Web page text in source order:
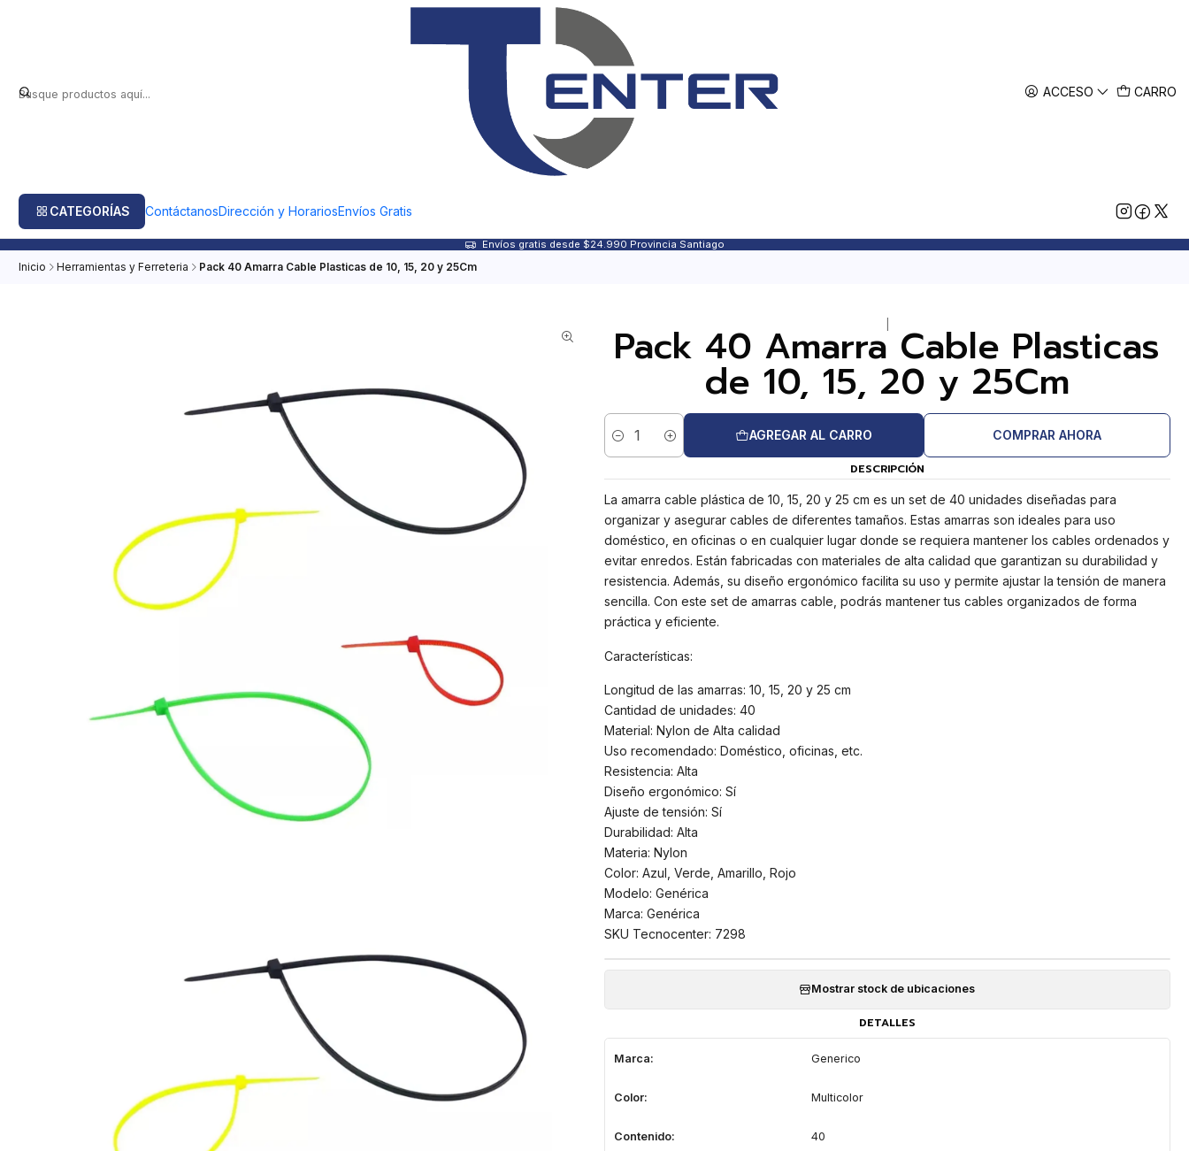
ACCESO CARRO
CATEGORÍAS ContáctanosDirección y HorariosEnvíos Gratis
Envíos gratis desde $24.990 Provincia Santiago
Inicio Herramientas y Ferreteria Pack 40 Amarra Cable Plasticas de 10, 15, 20 y 25Cm
Pack 40 Amarra Cable Plasticas
de 10, 15, 20 y 25Cm
Cantidad
AGREGAR AL CARRO COMPRAR AHORA
DESCRIPCIÓN
La amarra cable plástica de 10, 15, 20 y 25 cm es un set de 40 unidades diseñadas para
organizar y asegurar cables de diferentes tamaños. Estas amarras son ideales para uso
doméstico, en oficinas o en cualquier lugar donde se requiera mantener los cables ordenados y
evitar enredos. Están fabricadas con materiales de alta calidad que garantizan su durabilidad y
resistencia. Además, su diseño ergonómico facilita su uso y permite ajustar la tensión de manera
sencilla. Con este set de amarras cable, podrás mantener tus cables organizados de forma
práctica y eficiente.
Características:
Longitud de las amarras: 10, 15, 20 y 25 cm
Cantidad de unidades: 40
Material: Nylon de Alta calidad
Uso recomendado: Doméstico, oficinas, etc.
Resistencia: Alta
Diseño ergonómico: Sí
Ajuste de tensión: Sí
Durabilidad: Alta
Materia: Nylon
Color: Azul, Verde, Amarillo, Rojo
Modelo: Genérica
Marca: Genérica
SKU Tecnocenter: 7298
Mostrar stock de ubicaciones
DETALLES
Marca: Generico
Color: Multicolor
Contenido: 40